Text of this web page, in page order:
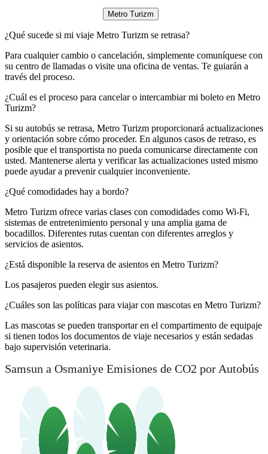
Metro Turizm
¿Qué sucede si mi viaje Metro Turizm se retrasa?
Para cualquier cambio o cancelación, simplemente comuníquese con
su centro de llamadas o visite una oficina de ventas. Te guiarán a
través del proceso.
¿Cuál es el proceso para cancelar o intercambiar mi boleto en Metro
Turizm?
Si su autobús se retrasa, Metro Turizm proporcionará actualizaciones
y orientación sobre cómo proceder. En algunos casos de retraso, es
posible que el transportista no pueda comunicarse directamente con
usted. Mantenerse alerta y verificar las actualizaciones usted mismo
puede ayudar a prevenir cualquier inconveniente.
¿Qué comodidades hay a bordo?
Metro Turizm ofrece varias clases con comodidades como Wi-Fi,
sistemas de entretenimiento personal y una amplia gama de
bocadillos. Diferentes rutas cuentan con diferentes arreglos y
servicios de asientos.
¿Está disponible la reserva de asientos en Metro Turizm?
Los pasajeros pueden elegir sus asientos.
¿Cuáles son las políticas para viajar con mascotas en Metro Turizm?
Las mascotas se pueden transportar en el compartimento de equipaje
si tienen todos los documentos de viaje necesarios y están sedadas
bajo supervisión veterinaria.
Samsun a Osmaniye Emisiones de CO2 por Autobús